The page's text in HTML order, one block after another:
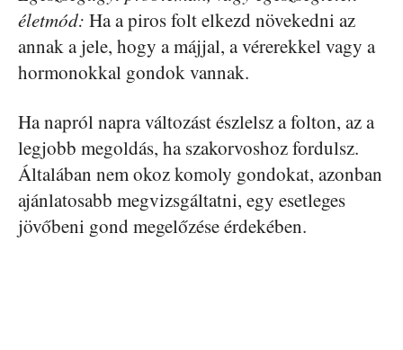
életmód: Ha a piros folt elkezd növekedni az
annak a jele, hogy a májjal, a vérerekkel vagy a
hormonokkal gondok vannak.
Ha napról napra változást észlelsz a folton, az a
legjobb megoldás, ha szakorvoshoz fordulsz.
Általában nem okoz komoly gondokat, azonban
ajánlatosabb megvizsgáltatni, egy esetleges
jövőbeni gond megelőzése érdekében.